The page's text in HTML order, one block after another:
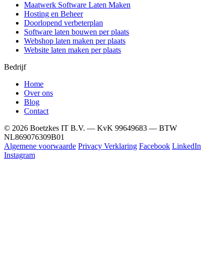
Maatwerk Software Laten Maken
Hosting en Beheer
Doorlopend verbeterplan
Software laten bouwen per plaats
Webshop laten maken per plaats
Website laten maken per plaats
Bedrijf
Home
Over ons
Blog
Contact
© 2026 Boetzkes IT B.V. — KvK 99649683 — BTW
NL869076309B01
Algemene voorwaarde Privacy Verklaring Facebook LinkedIn
Instagram